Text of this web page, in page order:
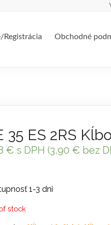
Registrácia Obchodné
35 ES 2RS
€ s DPH (3,90 € bez
1-3 dni
stock